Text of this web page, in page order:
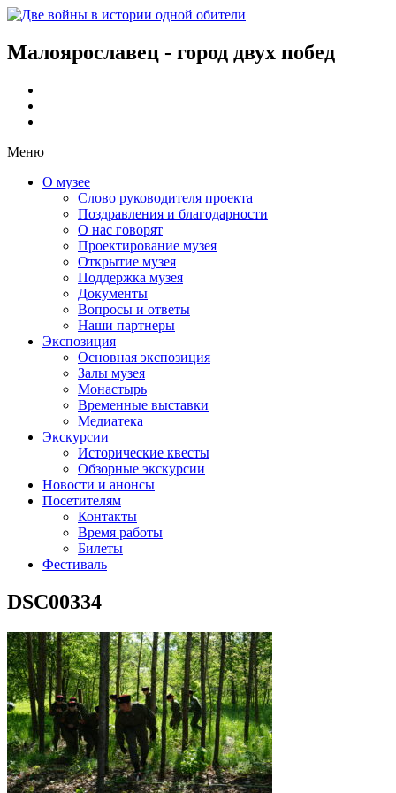
Малоярославец - город двух побед
Меню
О музее
Слово руководителя проекта
Поздравления и благодарности
О нас говорят
Проектирование музея
Открытие музея
Поддержка музея
Документы
Вопросы и ответы
Наши партнеры
Экспозиция
Основная экспозиция
Залы музея
Монастырь
Временные выставки
Медиатека
Экскурсии
Исторические квесты
Обзорные экскурсии
Новости и анонсы
Посетителям
Контакты
Время работы
Билеты
Фестиваль
DSC00334